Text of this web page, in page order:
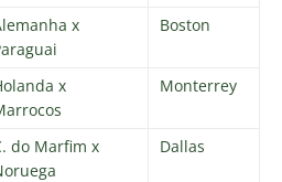
x
Boston
x
Monterrey
do Marfim x
Dallas